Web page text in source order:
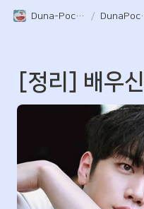
Duna-Pocket /
[정리] 배우